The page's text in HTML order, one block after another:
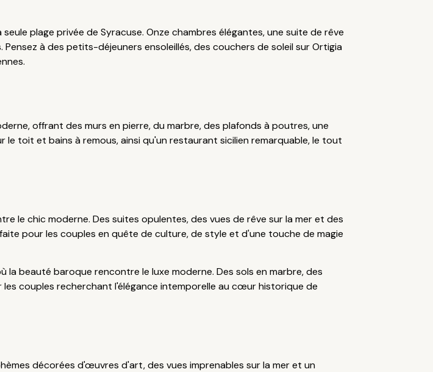
plage privée de Syracuse. Onze chambres élégantes, une suite de rêve
à des petits-déjeuners ensoleillés, des couchers de soleil sur Ortigia
offrant des murs en pierre, du marbre, des plafonds à poutres, une
toit et bains à remous, ainsi qu'un restaurant sicilien remarquable, le tout
le chic moderne. Des suites opulentes, des vues de rêve sur la mer et des
pour les couples en quête de culture, de style et d'une touche de magie
la beauté baroque rencontre le luxe moderne. Des sols en marbre, des
couples recherchant l'élégance intemporelle au cœur historique de
décorées d'œuvres d'art, des vues imprenables sur la mer et un